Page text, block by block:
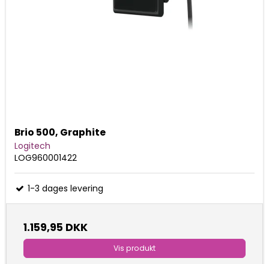
Brio 500, Graphite
Logitech
LOG960001422
1-3 dages levering
1.159,95 DKK
Vis produkt